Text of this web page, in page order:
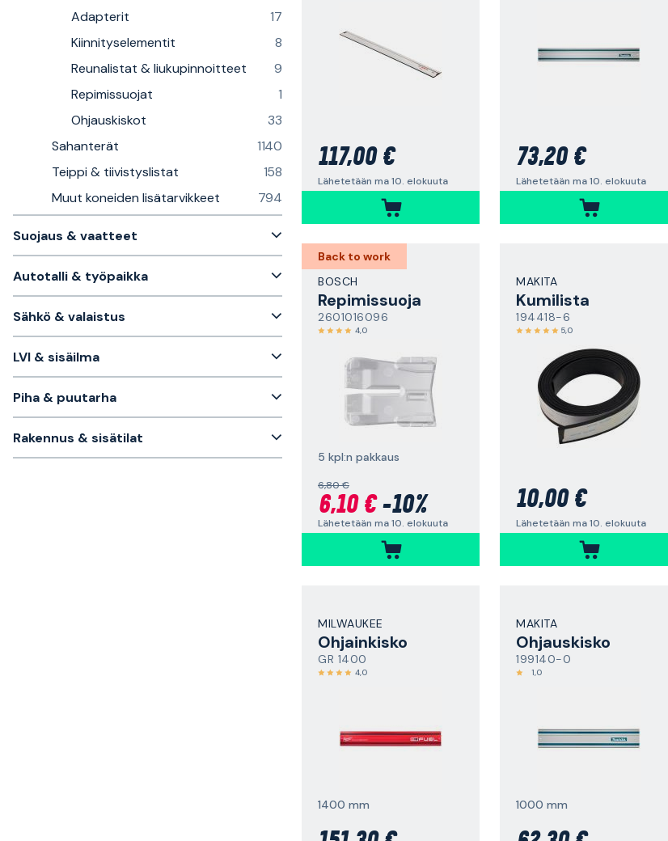
Adapterit
17
Kiinnityselementit
8
Reunalistat & liukupinnoitteet
9
Repimissuojat
1
Ohjauskiskot
33
Sahanterät
1140
Teippi & tiivistyslistat
158
Muut koneiden lisätarvikkeet
794
Suojaus & vaatteet
Autotalli & työpaikka
Sähkö & valaistus
LVI & sisäilma
Piha & puutarha
Rakennus & sisätilat
117,00 €
Lähetetään ma 10. elokuuta
73,20 €
Lähetetään ma 10. elokuuta
Back to work
BOSCH
Repimissuoja
2601016096
4,0
5 kpl:n pakkaus
6,80 €
6,10 €-10%
Lähetetään ma 10. elokuuta
MAKITA
Kumilista
194418-6
5,0
10,00 €
Lähetetään ma 10. elokuuta
MILWAUKEE
Ohjainkisko
GR 1400
4,0
1400 mm
MAKITA
Ohjauskisko
199140-0
1,0
1000 mm